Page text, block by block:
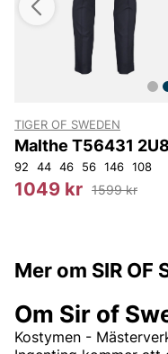
TIGER OF SWEDEN
Malthe T56431 2U8
92 44 46 56 146 108
1049 kr 1599 kr
Mer om SIR OF
Om Sir of
Kostymen -